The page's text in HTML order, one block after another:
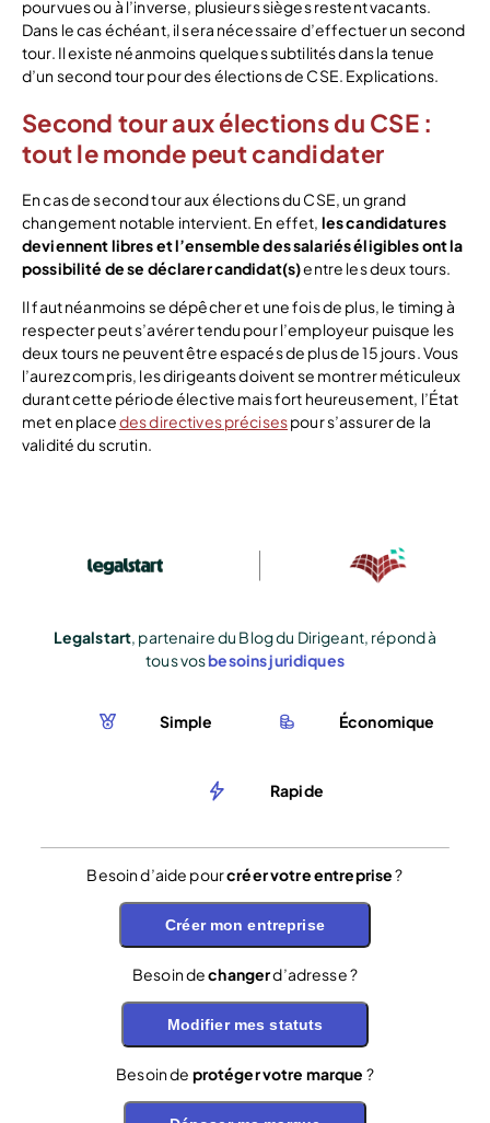
pourvues ou à l’inverse, plusieurs sièges restent vacants.
Dans le cas échéant, il sera nécessaire d’effectuer un second
tour. Il existe néanmoins quelques subtilités dans la tenue
d’un second tour pour des élections de CSE. Explications.
Second tour aux élections du CSE :
tout le monde peut candidater
En cas de second tour aux élections du CSE, un grand
changement notable intervient. En effet, les candidatures
deviennent libres et l’ensemble des salariés éligibles ont la
possibilité de se déclarer candidat(s)entre les deux tours.
Il faut néanmoins se dépêcher et une fois de plus, le timing à
respecter peut s’avérer tendu pour l’employeur puisque les
deux tours ne peuvent être espacés de plus de 15 jours. Vous
l’aurez compris, les dirigeants doivent se montrer méticuleux
durant cette période élective mais fort heureusement, l’État
met en placedes directives précisespour s’assurer de la
validité du scrutin.
Legalstart, partenaire du Blog du Dirigeant, répond à
tous vosbesoins juridiques
Simple Économique
Rapide
Besoin d’aide pourcréer votre entreprise?
Créer mon entreprise
Besoin dechangerd’adresse ?
Modifier mes statuts
Besoin de protéger votre marque ?